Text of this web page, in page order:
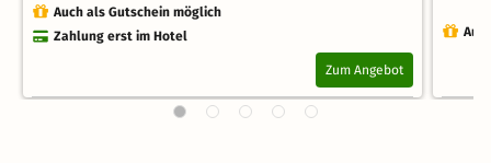
Auch als Gutschein möglich
Zahlung erst im Hotel
Zum Angebot